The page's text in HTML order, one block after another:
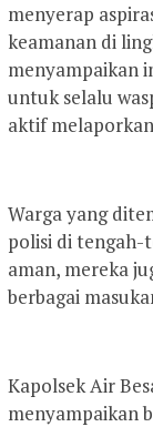
menyerap
keamanan di
menyampaikan
untuk selalu
aktif
Warga yang
polisi di tengah-
aman, mereka
berbagai
Kapolsek Air
menyampaikan